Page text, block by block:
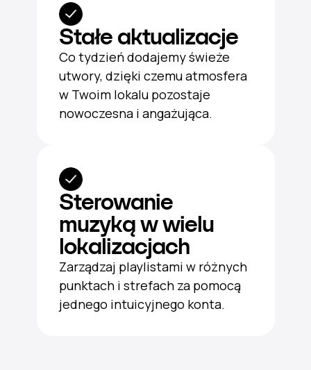
Stałe aktualizacje
Co tydzień dodajemy świeże
utwory, dzięki czemu atmosfera
w Twoim lokalu pozostaje
nowoczesna i angażująca.
Sterowanie
muzyką w wielu
lokalizacjach
Zarządzaj playlistami w różnych
punktach i strefach za pomocą
jednego intuicyjnego konta.